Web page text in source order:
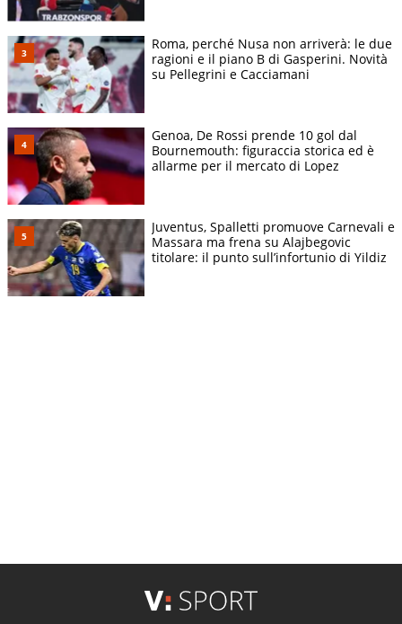
Roma, perché Nusa non arriverà: le due
ragioni e il piano B di Gasperini. Novità
su Pellegrini e Cacciamani
Genoa, De Rossi prende 10 gol dal
Bournemouth: figuraccia storica ed è
allarme per il mercato di Lopez
Juventus, Spalletti promuove Carnevali e
Massara ma frena su Alajbegovic
titolare: il punto sull’infortunio di Yildiz